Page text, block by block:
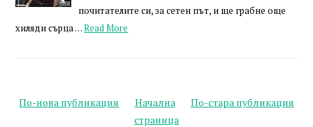
почитателите си, за сетен път, и ще грабне още
хиляди сърца …Read More
По-нова публикация По-стара публикация
Начална
страница